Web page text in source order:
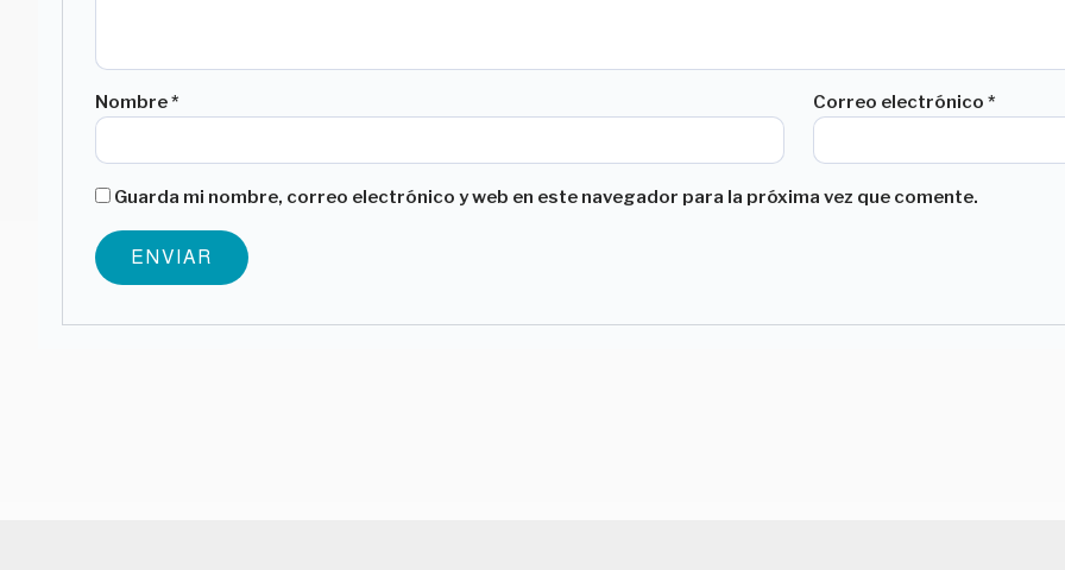
Nombre* Correo electrónico *
Guarda mi nombre, correo electrónico y web en este navegador para la próxima vez que comente.